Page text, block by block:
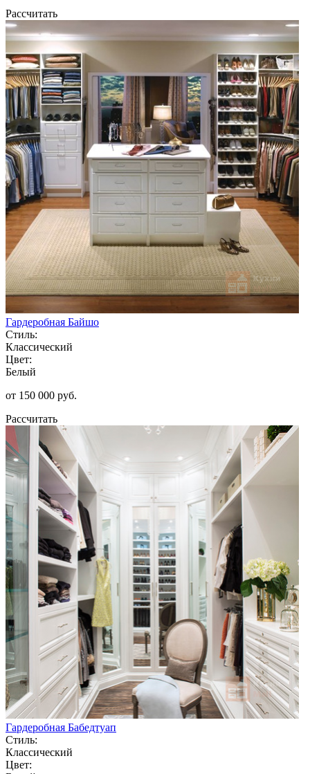
Рассчитать
Гардеробная Байшо
Стиль:
Классический
Цвет:
Белый
от 150 000 руб.
Рассчитать
Гардеробная Бабедтуап
Стиль:
Классический
Цвет: